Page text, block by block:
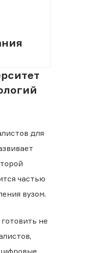
для
частью
вузом.
не